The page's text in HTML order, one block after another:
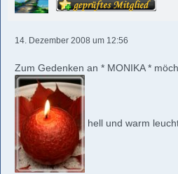
14. Dezember 2008 um 12:56
Zum Gedenken an * MONIKA *
hell und warm